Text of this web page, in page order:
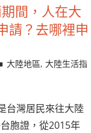
間，人在大
請？去哪裡申
大陸地區,大陸生活指
台灣居民來往大陸
胞證，從2015年